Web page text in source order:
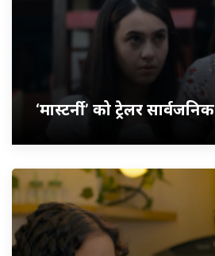
‘मास्टर्नी’ को ट्रेलर सार्वजनिक